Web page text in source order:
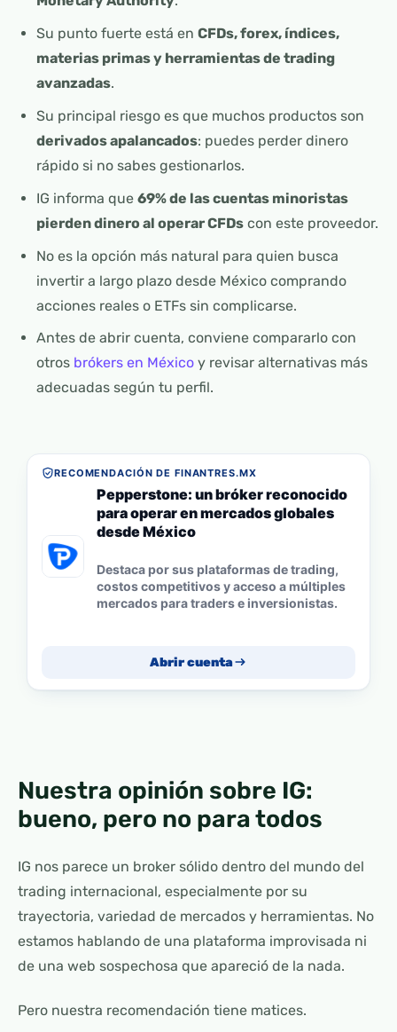
Su punto fuerte está en CFDs, forex, índices,
materias primas y herramientas de trading
avanzadas.
Su principal riesgo es que muchos productos son
derivados apalancados: puedes perder dinero
rápido si no sabes gestionarlos.
IG informa que 69% de las cuentas minoristas
pierden dinero al operar CFDscon este proveedor.
No es la opción más natural para quien busca
invertir a largo plazo desde México comprando
acciones reales o ETFs sin complicarse.
Antes de abrir cuenta, conviene compararlo con
otros brókers en Méxicoy revisar alternativas más
adecuadas según tu perfil.
RECOMENDACIÓN DE FINANTRES.MX
Pepperstone: un bróker reconocido
para operar en mercados globales
desde México
Destaca por sus plataformas de trading,
costos competitivos y acceso a múltiples
mercados para traders e inversionistas.
Abrir cuenta
Nuestra opinión sobre IG:
bueno, pero no para todos
IG nos parece un broker sólido dentro del mundo del
trading internacional, especialmente por su
trayectoria, variedad de mercados y herramientas. No
estamos hablando de una plataforma improvisada ni
de una web sospechosa que apareció de la nada.
Pero nuestra recomendación tiene matices.